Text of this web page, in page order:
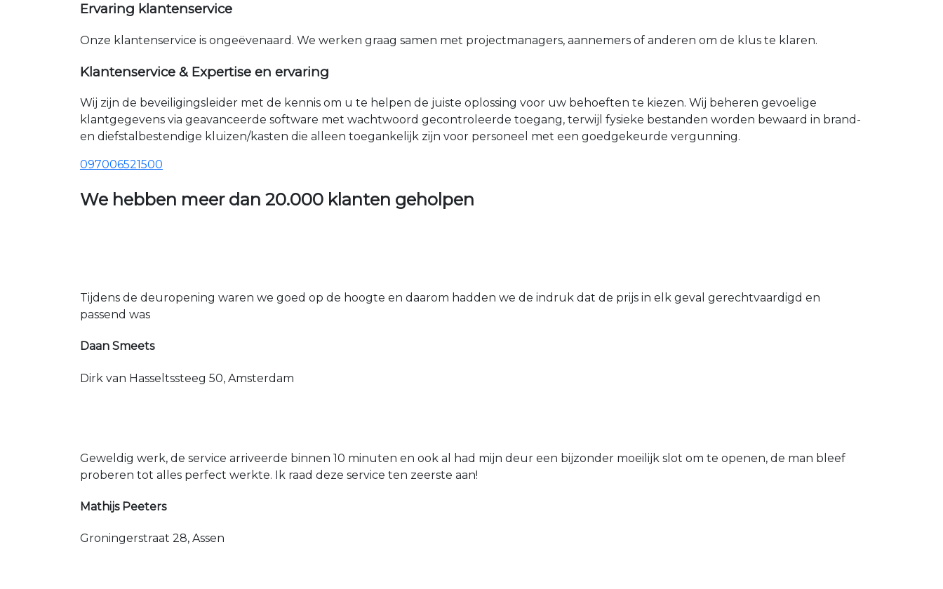
Ervaring klantenservice
Onze klantenservice is ongeëvenaard. We werken graag samen met projectmanagers, aannemers of anderen om de klus te klaren.
Klantenservice & Expertise en ervaring
Wij zijn de beveiligingsleider met de kennis om u te helpen de juiste oplossing voor uw behoeften te kiezen. Wij beheren gevoelige
klantgegevens via geavanceerde software met wachtwoord gecontroleerde toegang, terwijl fysieke bestanden worden bewaard in brand-
en diefstalbestendige kluizen/kasten die alleen toegankelijk zijn voor personeel met een goedgekeurde vergunning.
097006521500
We hebben meer dan 20.000 klanten geholpen
Tijdens de deuropening waren we goed op de hoogte en daarom hadden we de indruk dat de prijs in elk geval gerechtvaardigd en
passend was
Daan Smeets
Dirk van Hasseltssteeg 50, Amsterdam
Geweldig werk, de service arriveerde binnen 10 minuten en ook al had mijn deur een bijzonder moeilijk slot om te openen, de man bleef
proberen tot alles perfect werkte. Ik raad deze service ten zeerste aan!
Mathijs Peeters
Groningerstraat 28, Assen